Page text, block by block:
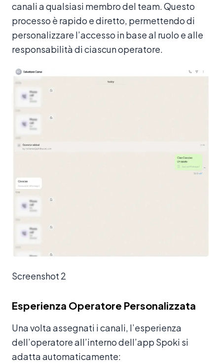
canali a qualsiasi membro del team. Questo
processo è rapido e diretto, permettendo di
personalizzare l’accesso in base al ruolo e alle
responsabilità di ciascun operatore.
Screenshot 2
Esperienza Operatore Personalizzata
Una volta assegnati i canali, l’esperienza
dell’operatore all’interno dell’app Spoki si
adatta automaticamente: